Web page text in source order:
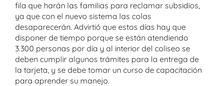
fila que harán las familias para reclamar subsidios,
ya que con el nuevo sistema las colas
desaparecerán. Advirtió que estos días hay que
disponer de tiempo porque se están atendiendo
3.300 personas por día y al interior del coliseo se
deben cumplir algunos trámites para la entrega de
la tarjeta, y se debe tomar un curso de capacitación
para aprender su manejo.